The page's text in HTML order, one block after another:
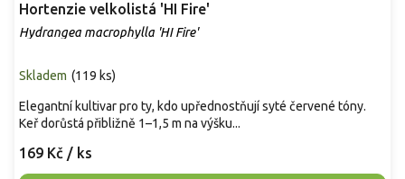
Hortenzie velkolistá 'HI Fire'
Hydrangea macrophylla 'HI Fire'
Skladem (119 ks)
169 Kč / ks
Elegantní kultivar pro ty, kdo upřednostňují syté červené tóny.
Keř dorůstá přibližně 1–1,5 m na výšku...